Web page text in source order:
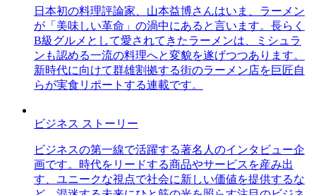
日本初の料理評論家、山本益博さんはいま、ラーメン
が「美味しい革命」の渦中にあると言います。長らく
B級グルメとして愛されてきたラーメンは、ミシュラ
ンも認める一流の料理へと変貌を遂げつつあります。
新時代に向けて群雄割拠する街のラーメン店を巨匠自
らが実食リポートする連載です。
ビジネス ストーリー
ビジネスの第一線で活躍する著名人のインタビュー企
画です。時代をリードする商品やサービスを産み出
す、ユニークな視点で社会に新しい価値を提供するな